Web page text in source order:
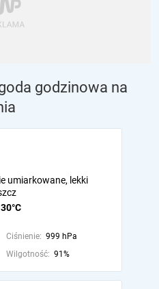
godzinowa na
30°C
umiarkowane, lekki
Ciśnienie: 999 hPa
Wilgotność: 91%